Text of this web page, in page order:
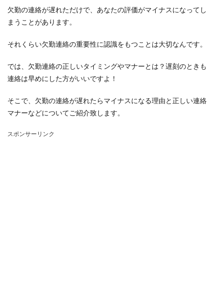
欠勤の連絡が遅れただけで、あなたの評価がマイナスになってし
まうことがあります。
それくらい欠勤連絡の重要性に認識をもつことは大切なんです。
では、欠勤連絡の正しいタイミングやマナーとは？遅刻のときも
連絡は早めにした方がいいですよ！
そこで、欠勤の連絡が遅れたらマイナスになる理由と正しい連絡
マナーなどについてご紹介致します。
スポンサーリンク